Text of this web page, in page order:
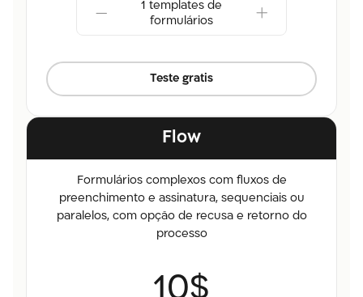
1 templates de
formulários
Teste gratis
Flow
Formulários complexos com fluxos de
preenchimento e assinatura, sequenciais ou
paralelos, com opção de recusa e retorno do
processo
10$